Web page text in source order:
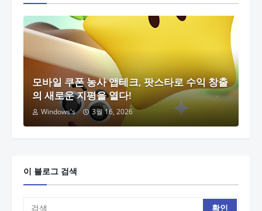
모바일 쿠폰 농사 앱테크, 팟스타로 수익 창출
의 새로운 지평을 열다!
Windows's 3월 16, 2026
이 블로그 검색